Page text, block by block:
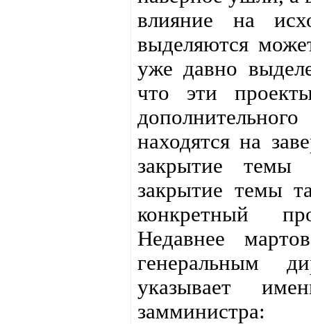
влияние на
выделяются
уже давно
что эти
находятся на
закрытие темы
закрытие темы
конкретный
Недавнее
генеральным
указывает
замминистра: